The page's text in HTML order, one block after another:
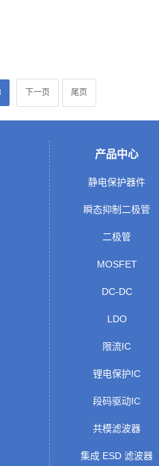
下一页 尾页
产品中心
静电保护器件
瞬态抑制二极管
二极管
MOSFET
DC-DC
LDO
限流IC
锂电保护IC
段码驱动IC
共模滤波器
集成 ESD 滤波器